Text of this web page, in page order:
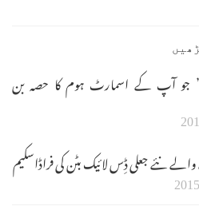
جو آپ کے اسمارٹ ہوم کا حصہ بن
نئے جعلی ڈِس لائیک بٹن کی فراڈاسکیم